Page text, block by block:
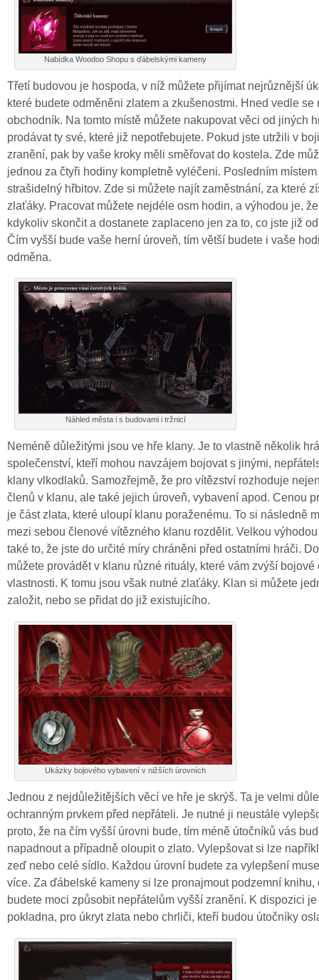
Nabídka Woodoo Shopu s ďábelskými kameny
Třetí budovou je hospoda, v níž můžete přijímat nejrůznější
které budete odměněni zlatem a zkušenostmi. Hned vedle se
obchodník. Na tomto místě můžete nakupovat věci od jiných
prodávat ty své, které již nepotřebujete. Pokud jste utržili v
zranění, pak by vaše kroky měli směřovat do kostela. Zde
jednou za čtyři hodiny kompletně vyléčeni. Posledním
strašidelný hřbitov. Zde si můžete najít zaměstnání, za které
zlaťáky. Pracovat můžete nejdéle osm hodin, a výhodou je,
kdykoliv skončit a dostanete zaplaceno jen za to, co jste již
Čím vyšší bude vaše herní úroveň, tím větší budete i vaše
odměna.
Náhled města i s budovami i tržnicí
Neméně důležitými jsou ve hře klany. Je to vlastně několik
společenství, kteří mohou navzájem bojovat s jinými,
klany vlkodlaků. Samozřejmě, že pro vítězství rozhoduje
členů v klanu, ale také jejich úroveň, vybavení apod. Cenou
je část zlata, které uloupí klanu poraženému. To si následně
mezi sebou členové vítězného klanu rozdělit. Velkou
také to, že jste do určité míry chráněni před ostatními hráči.
můžete provádět v klanu různé rituály, které vám zvýší bojové
vlastnosti. K tomu jsou však nutné zlaťáky. Klan si můžete
založit, nebo se přidat do již existujícího.
Ukázky bojového vybavení v nižších úrovních
Jednou z nejdůležitějších věcí ve hře je skrýš. Ta je velmi
ochranným prvkem před nepřáteli. Je nutné ji neustále
proto, že na čím vyšší úrovni bude, tím méně útočníků vás
napadnout a případně oloupit o zlato. Vylepšovat si lze
zeď nebo celé sídlo. Každou úrovní budete za vylepšení
více. Za ďábelské kameny si lze pronajmout podzemní knihu,
budete moci způsobit nepřátelům vyšší zranění. K dispozici je
pokladna, pro úkryt zlata nebo chrliči, kteří budou útočníky